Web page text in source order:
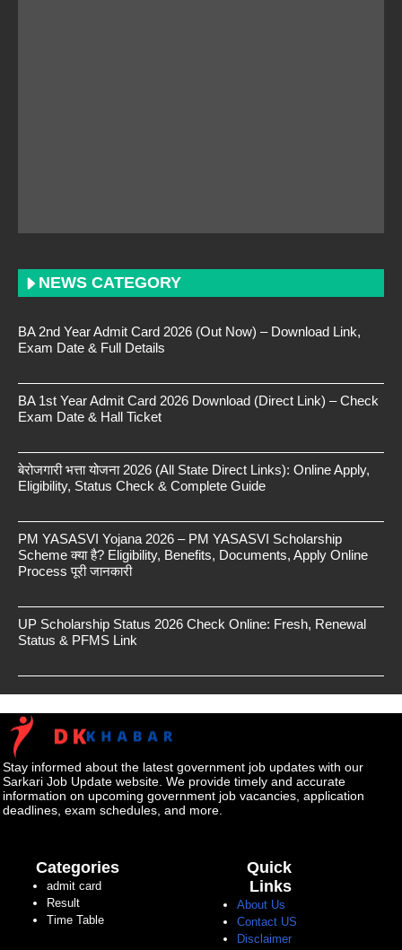
NEWS CATEGORY
BA 2nd Year Admit Card 2026 (Out Now) – Download Link,
Exam Date & Full Details
BA 1st Year Admit Card 2026 Download (Direct Link) – Check
Exam Date & Hall Ticket
बेरोजगारी भत्ता योजना 2026 (All State Direct Links): Online Apply,
Eligibility, Status Check & Complete Guide
PM YASASVI Yojana 2026 – PM YASASVI Scholarship
Scheme क्या है? Eligibility, Benefits, Documents, Apply Online
Process पूरी जानकारी
UP Scholarship Status 2026 Check Online: Fresh, Renewal
Status & PFMS Link
Stay informed about the latest government job updates with our
Sarkari Job Update website. We provide timely and accurate
information on upcoming government job vacancies, application
deadlines, exam schedules, and more.
Categories
admit card
Result
Time Table
Quick
Links
About Us
Contact US
Disclaimer